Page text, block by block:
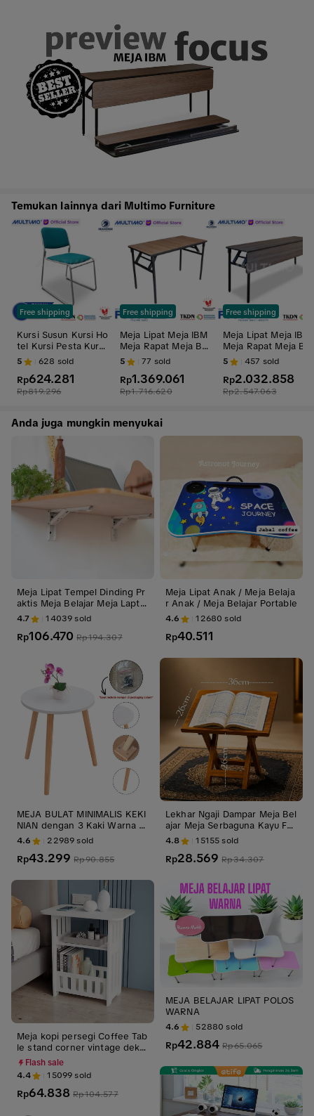
Temukan lainnya dari Multimo Furniture
Free shipping
Kursi Susun Kursi Ho
tel Kursi Pesta Kursi
Gereja Kursi Resto
Kursi Banquet - Sea
horse ASTRO Stainl
ess
5 628 sold
Rp624.281
Rp819.296
Free shipping
Meja Lipat Meja IBM
Meja Rapat Meja Ba
nquet - Seahorse F
OCUS 120x60 Multip
lek HPL
5 77 sold
Rp1.369.061
Rp1.716.620
Free shipping
Meja Lipat Meja IBM
Meja Rapat Meja Ba
nquet - Seahorse F
OCUS 180x45 + tutu
p Multiplek HPL
5 457 sold
Rp2.032.858
Rp2.547.063
Anda juga mungkin menyukai
Meja Lipat Tempel Dinding Pr
aktis Meja Belajar Meja Lapto
p Furniture
4.7 14039sold
Rp106.470 Rp194.307
MEJA BULAT MINIMALIS KEKI
NIAN dengan 3 Kaki Warna N
atural/Putih Diameter 30cm Ti
nggi 40cm Bahan Fiberboard
& Kayu Kualitas Tinggi Finishi
4.6 22989sold
Rp43.299 Rp90.855
Meja kopi persegi Coffee Tab
le stand corner vintage deko
rasi interior rumah kantor offi
ce home stuff
Flash sale
4.4 15099sold
Rp64.838 Rp104.577
Meja Lipat Anak / Meja Belaja
r Anak / Meja Belajar Portable
4.6 12680 sold
Rp40.511
Lekhar Ngaji Dampar Meja Bel
ajar Meja Serbaguna Kayu Fur
niture meja lipat buat inijualan
4.8 15155sold
Rp28.569 Rp34.307
MEJA BELAJAR LIPAT POLOS
WARNA
4.6 52880 sold
Rp42.884 Rp65.065